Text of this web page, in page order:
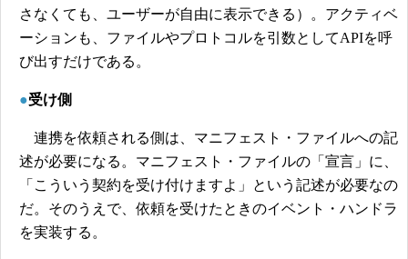
さなくても、ユーザーが自由に表示できる）。アクティベ
ーションも、ファイルやプロトコルを引数としてAPIを呼
び出すだけである。
●受け側
連携を依頼される側は、マニフェスト・ファイルへの記
述が必要になる。マニフェスト・ファイルの「宣言」に、
「こういう契約を受け付けますよ」という記述が必要なの
だ。そのうえで、依頼を受けたときのイベント・ハンドラ
を実装する。